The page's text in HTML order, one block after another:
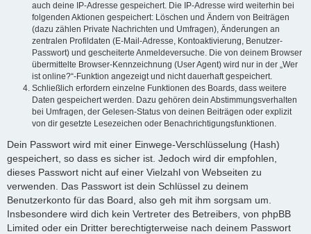
auch deine IP-Adresse gespeichert. Die IP-Adresse wird weiterhin bei
folgenden Aktionen gespeichert: Löschen und Ändern von Beiträgen
(dazu zählen Private Nachrichten und Umfragen), Änderungen an
zentralen Profildaten (E-Mail-Adresse, Kontoaktivierung, Benutzer-
Passwort) und gescheiterte Anmeldeversuche. Die von deinem Browser
übermittelte Browser-Kennzeichnung (User Agent) wird nur in der „Wer
ist online?“-Funktion angezeigt und nicht dauerhaft gespeichert.
Schließlich erfordern einzelne Funktionen des Boards, dass weitere
Daten gespeichert werden. Dazu gehören dein Abstimmungsverhalten
bei Umfragen, der Gelesen-Status von deinen Beiträgen oder explizit
von dir gesetzte Lesezeichen oder Benachrichtigungsfunktionen.
Dein Passwort wird mit einer Einwege-Verschlüsselung (Hash)
gespeichert, so dass es sicher ist. Jedoch wird dir empfohlen,
dieses Passwort nicht auf einer Vielzahl von Webseiten zu
verwenden. Das Passwort ist dein Schlüssel zu deinem
Benutzerkonto für das Board, also geh mit ihm sorgsam um.
Insbesondere wird dich kein Vertreter des Betreibers, von phpBB
Limited oder ein Dritter berechtigterweise nach deinem Passwort